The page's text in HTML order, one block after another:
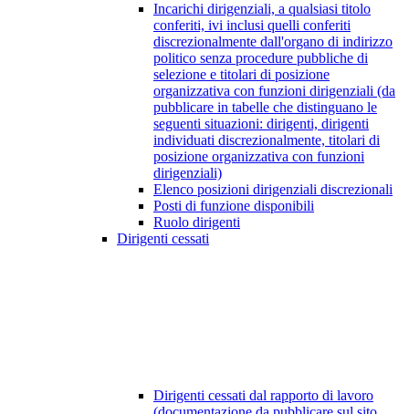
Incarichi dirigenziali, a qualsiasi titolo
conferiti, ivi inclusi quelli conferiti
discrezionalmente dall'organo di indirizzo
politico senza procedure pubbliche di
selezione e titolari di posizione
organizzativa con funzioni dirigenziali (da
pubblicare in tabelle che distinguano le
seguenti situazioni: dirigenti, dirigenti
individuati discrezionalmente, titolari di
posizione organizzativa con funzioni
dirigenziali)
Elenco posizioni dirigenziali discrezionali
Posti di funzione disponibili
Ruolo dirigenti
Dirigenti cessati
Dirigenti cessati dal rapporto di lavoro